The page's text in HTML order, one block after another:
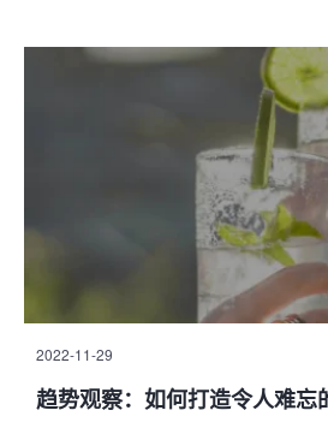
2022-11-29
趋势观察：如何打造令人难忘